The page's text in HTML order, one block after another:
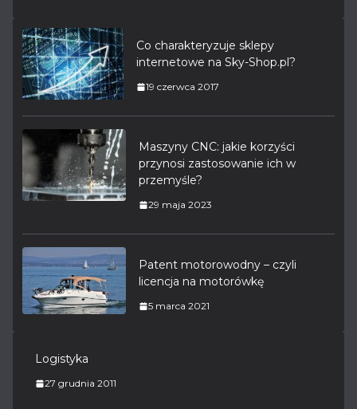
Co charakteryzuje sklepy
internetowe na Sky-Shop.pl?
19 czerwca 2017
Maszyny CNC: jakie korzyści
przynosi zastosowanie ich w
przemyśle?
29 maja 2023
Patent motorowodny – czyli
licencja na motorówkę
5 marca 2021
Logistyka
27 grudnia 2011